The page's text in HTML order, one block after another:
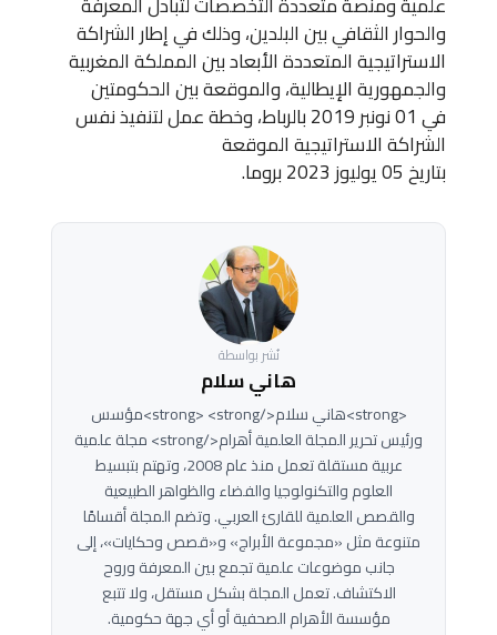
والحوار الثقافي بين البلدين، وذلك في إطار الشراكة
الاستراتيجية المتعددة الأبعاد بين المملكة المغربية
والجمهورية الإيطالية، والموقعة بين الحكومتين
في 01 نونبر 2019 بالرباط، وخطة عمل لتنفيذ نفس
الشراكة الاستراتيجية الموقعة
بتاريخ 05 يوليوز 2023 بروما.
نُشر بواسطة
هاني سلام
<strong>هاني سلام</strong> <strong>مؤسس
ورئيس تحرير المجلة العلمية أهرام</strong> مجلة علمية
عربية مستقلة تعمل منذ عام 2008، وتهتم بتبسيط
العلوم والتكنولوجيا والفضاء والظواهر الطبيعية
والقصص العلمية للقارئ العربي. وتضم المجلة أقسامًا
متنوعة مثل «مجموعة الأبراج» و«قصص وحكايات»، إلى
جانب موضوعات علمية تجمع بين المعرفة وروح
الاكتشاف. تعمل المجلة بشكل مستقل، ولا تتبع
مؤسسة الأهرام الصحفية أو أي جهة حكومية.